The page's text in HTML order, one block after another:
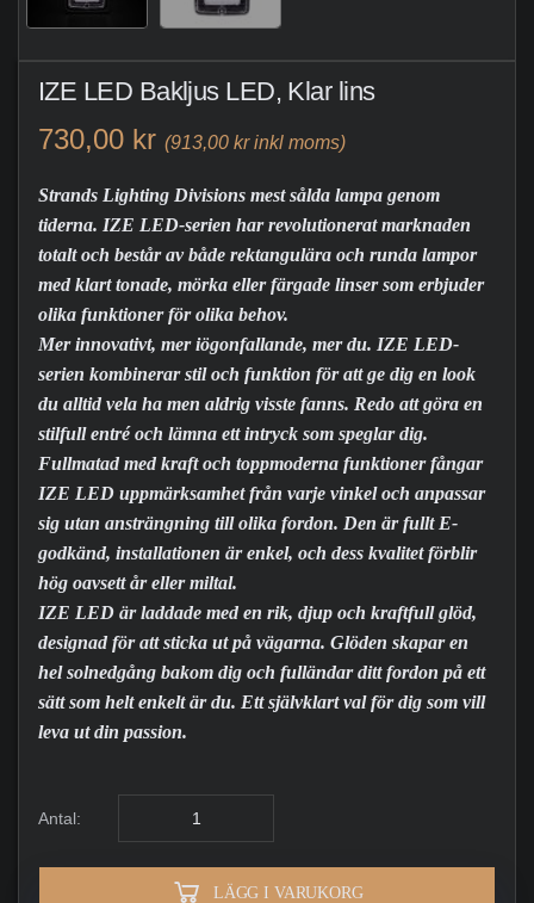
IZE LED Bakljus LED, Klar lins
730,00 kr (913,00 kr inkl moms)
Strands Lighting Divisions mest sålda lampa genom
tiderna. IZE LED-serien har revolutionerat marknaden
totalt och består av både rektangulära och runda lampor
med klart tonade, mörka eller färgade linser som erbjuder
olika funktioner för olika behov.
Mer innovativt, mer iögonfallande, mer du. IZE LED-
serien kombinerar stil och funktion för att ge dig en look
du alltid vela ha men aldrig visste fanns. Redo att göra en
stilfull entré och lämna ett intryck som speglar dig.
Fullmatad med kraft och toppmoderna funktioner fångar
IZE LED uppmärksamhet från varje vinkel och anpassar
sig utan ansträngning till olika fordon. Den är fullt E-
godkänd, installationen är enkel, och dess kvalitet förblir
hög oavsett år eller miltal.
IZE LED är laddade med en rik, djup och kraftfull glöd,
designad för att sticka ut på vägarna. Glöden skapar en
hel solnedgång bakom dig och fulländar ditt fordon på ett
sätt som helt enkelt är du. Ett självklart val för dig som vill
leva ut din passion.
Antal:
LÄGG I VARUKORG